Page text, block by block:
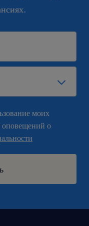
моих
оповещений о